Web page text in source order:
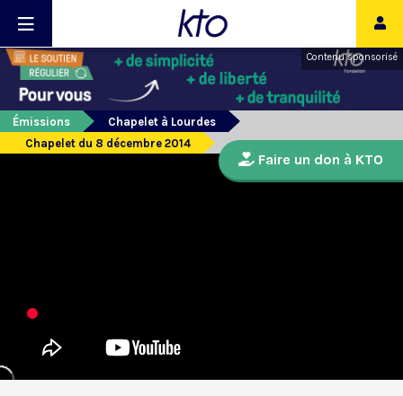
Contenu sponsorisé
Émissions
Chapelet à Lourdes
Chapelet du 8 décembre 2014
Faire un don à KTO